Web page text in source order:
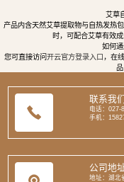
艾草
产品内含天然艾草提取物与自热发热
时，可配合艾草有效
如何通
您可直接访问 开云官方登录入口，在
品
联系我们
电话：027-
手机：
公司地
地址：湖北